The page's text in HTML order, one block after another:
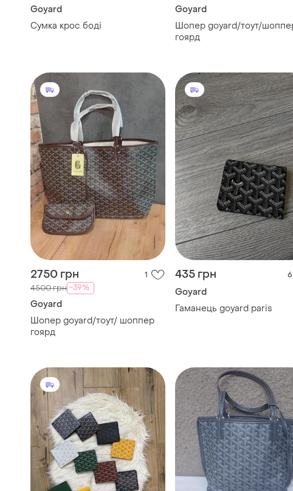
Goyard
Сумка крос боді
Goyard
Шопер goyard/тоут/
гоярд
2750 грн 1
4500 грн -39%
Goyard
Шопер goyard/тоут/ шоппер
гоярд
435 грн 6
Goyard
Гаманець goyard paris